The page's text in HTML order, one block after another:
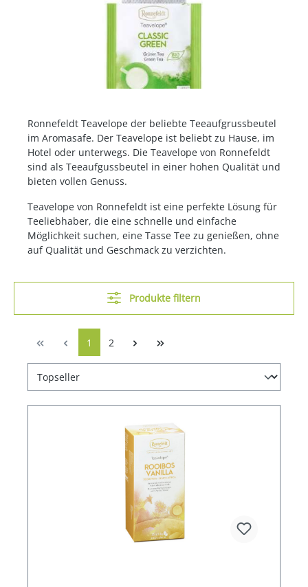
Ronnefeldt Teavelope der beliebte Teeaufgrussbeutel
im Aromasafe. Der Teavelope ist beliebt zu Hause, im
Hotel oder unterwegs. Die Teavelope von Ronnefeldt
sind als Teeaufgussbeutel in einer hohen Qualität und
bieten vollen Genuss.
Teavelope von Ronnefeldt ist eine perfekte Lösung für
Teeliebhaber, die eine schnelle und einfache
Möglichkeit suchen, eine Tasse Tee zu genießen, ohne
auf Qualität und Geschmack zu verzichten.
Produkte filtern
1 2